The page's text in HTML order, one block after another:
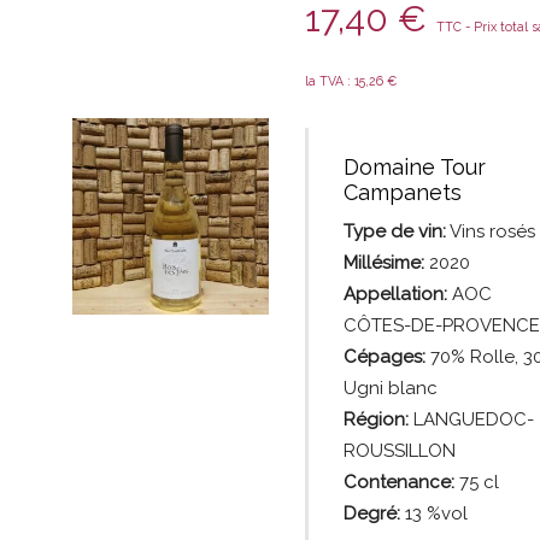
17,40 € TTC - Prix total
la TVA : 15,26 €
Domaine Tour
Campanets
Type de vin:Vins rosés
Millésime:2020
Appellation: AOC
CÔTES-DE-PROVENCE
Cépages: 70% Rolle,
Ugni blanc
Région: LANGUEDOC-
ROUSSILLON
Contenance:75cl
Degré:13 %vol